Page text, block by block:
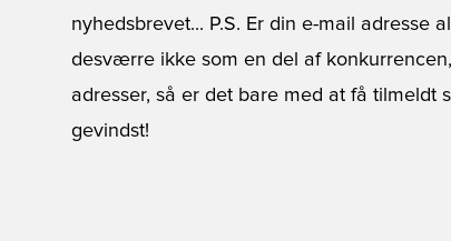
nyhedsbrevet... P.S. Er din e-mail adresse
desværre ikke som en del af
adresser, så er det bare med at få tilmeldt
gevindst!